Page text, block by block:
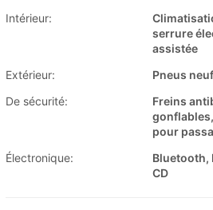
Intérieur:
serrure
assistée
Extérieur:
Pneus
De sécurité:
Freins
pour
Électronique:
Bluetooth,
CD